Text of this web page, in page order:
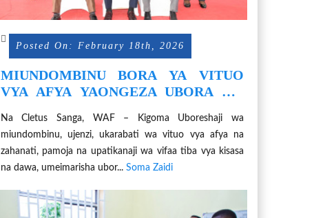
Posted On: February 18th, 2026
MIUNDOMBINU BORA YA VITUO
VYA AFYA YAONGEZA UBORA WA
Na Cletus Sanga, WAF – Kigoma Uboreshaji wa
miundombinu, ujenzi, ukarabati wa vituo vya afya na
zahanati, pamoja na upatikanaji wa vifaa tiba vya kisasa
na dawa, umeimarisha ubor... Soma Zaidi